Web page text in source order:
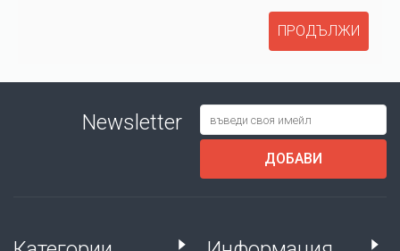
ПРОДЪЛЖИ
Newsletter
ДОБАВИ